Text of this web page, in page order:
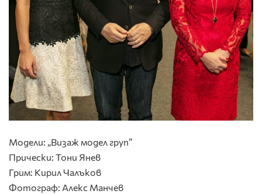
Модели: „Визаж модел груп”
Прически: Тони Янев
Грим: Кирил Чалъков
Фотограф: Алекс Манчев